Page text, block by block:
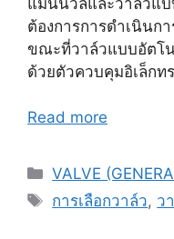
ต้องการการดำเนิน
ขณะที่วาล์วแบบอัตโน
ด้วยตัวควบคุมอิเล็กท
Read more
Categories
VALVE
Tags
การเลือกวาล์ว, ว